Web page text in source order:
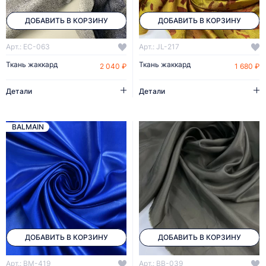
ДОБАВИТЬ В КОРЗИНУ
Арт.: EC-063
Ткань жаккард
2 040 ₽
Детали
ДОБАВИТЬ В КОРЗИНУ
Арт.: JL-217
Ткань жаккард
1 680 ₽
Детали
ДОБАВИТЬ В КОРЗИНУ
BALMAIN
Арт.: BM-419
ДОБАВИТЬ В КОРЗИНУ
Арт.: BB-039